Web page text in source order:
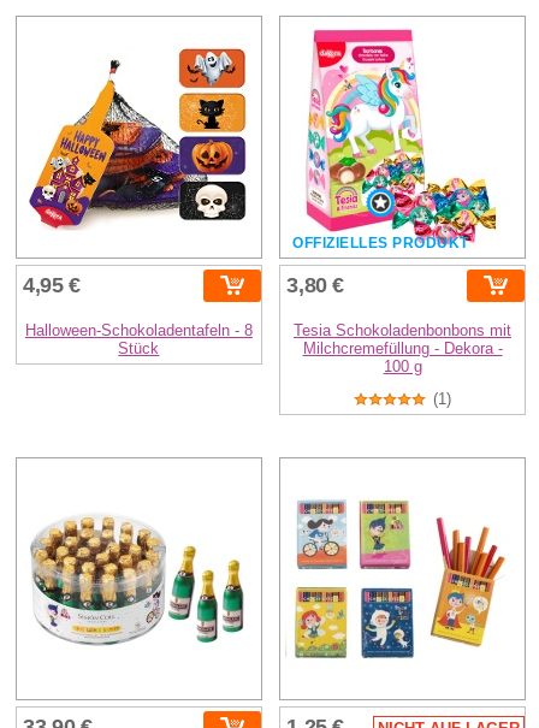
4,95 €
Halloween-Schokoladentafeln - 8
Stück
OFFIZIELLES PRODUKT
3,80 €
Tesia Schokoladenbonbons mit
Milchcremefüllung - Dekora -
100 g
(1)